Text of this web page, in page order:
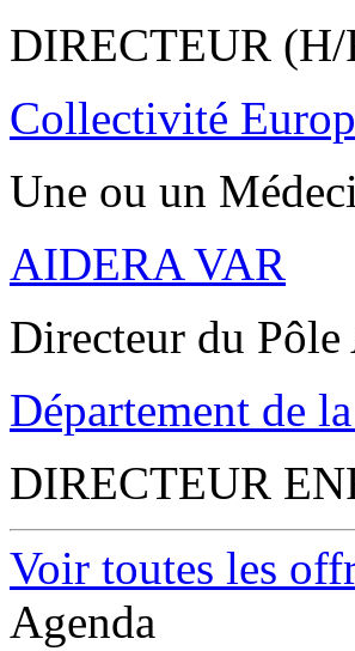
DIRECTEUR (H/
Collectivité
Une ou un
AIDERA VAR
Directeur du
Département de
DIRECTEUR
Voir toutes les
Agenda